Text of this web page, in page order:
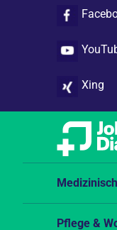
Xing
Pflege &